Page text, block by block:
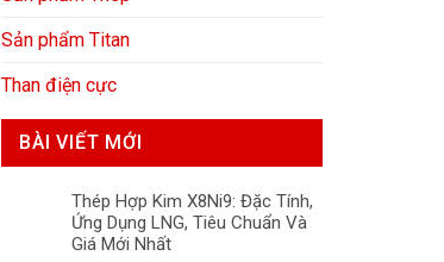
Sản phẩm Titan
Than điện cực
BÀI VIẾT MỚI
Thép Hợp Kim X8Ni9: Đặc Tính,
Ứng Dụng LNG, Tiêu Chuẩn Và
Giá Mới Nhất